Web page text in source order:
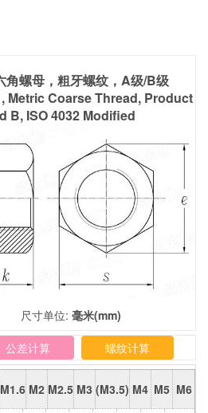
角螺母，粗牙螺纹，A级/B级
Metric Coarse Thread, Product
B, ISO 4032 Modified
尺寸单位: 毫米(mm)
公差计算 螺纹计算
M1.6 M2 M2.5 M3 (M3.5) M4 M5 M6